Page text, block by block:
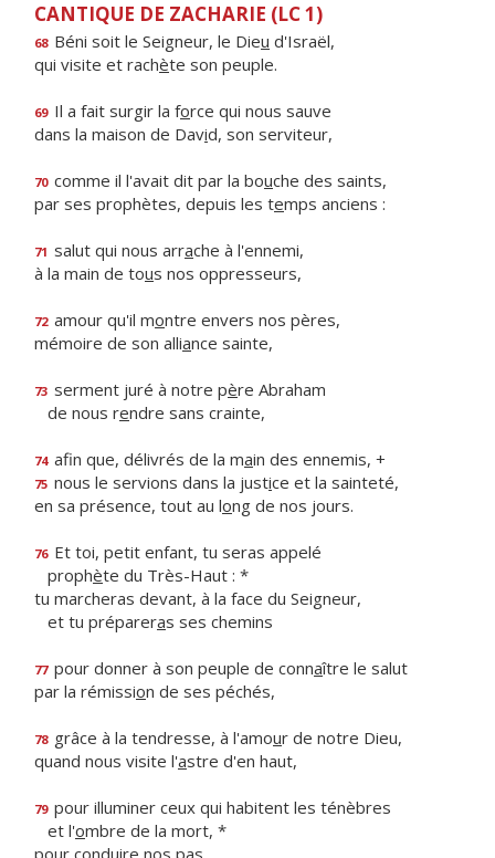
CANTIQUE DE ZACHARIE (LC 1)
68 Béni soit le Seigneur, le Dieu d'Israël,
qui visite et rachète son peuple.
69 Il a fait surgir la force qui nous sauve
dans la maison de David, son serviteur,
70 comme il l'avait dit par la bouche des saints,
par ses prophètes, depuis les temps anciens :
71 salut qui nous arrache à l'ennemi,
à la main de tous nos oppresseurs,
72 amour qu'il montre envers nos pères,
mémoire de son alliance sainte,
73 serment juré à notre père Abraham
de nous rendre sans crainte,
74 afin que, délivrés de la main des ennemis, +
75 nous le servions dans la justice et la sainteté,
en sa présence, tout au long de nos jours.
76 Et toi, petit enfant, tu seras appelé
prophète du Très-Haut : *
tu marcheras devant, à la face du Seigneur,
et tu prépareras ses chemins
77 pour donner à son peuple de connaître le salut
par la rémission de ses péchés,
78 grâce à la tendresse, à l'amour de notre Dieu,
quand nous visite l'astre d'en haut,
79 pour illuminer ceux qui habitent les ténèbres
et l'ombre de la mort, *
pour conduire nos pas